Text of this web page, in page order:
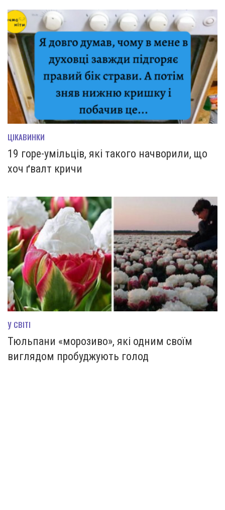
ЦІКАВИНКИ
19 горе-умільців, які такого начворили, що
хоч ґвалт кричи
У СВІТІ
Тюльпани «морозиво», які одним своїм
виглядом пробуджують голод